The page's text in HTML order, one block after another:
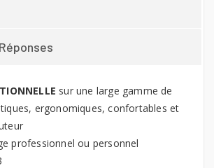
sur une large gamme de
ergonomiques, confortables et
professionnel ou personnel